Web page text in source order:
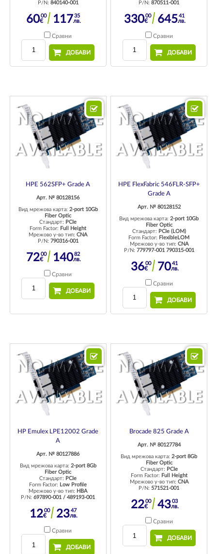
P/N: 840140-001
6000
€ 11735
лв.
Сравни
ДОБАВИ
P/N:870511-001
33000
€ 64541
лв.
Сравни
ДОБАВИ
HPE 562SFP+ Grade A
Арт. № 80128156
Вид мрежова карта: 2-port 10Gb
Fiber Optic
Стандарт: PCIe
Form Factor: Full Height
Мрежово у-во тип:CNA
P/N: 790316-001
7200
€ 14082
лв.
Сравни
ДОБАВИ
HPE FlexFabric 546FLR-SFP+
Grade A
Арт. № 80128152
Вид мрежова карта:2-port 10Gb
Fiber Optic
Стандарт: PCIe (LOM)
Form Factor: FlexibleLOM
Мрежово у-во тип: CNA
P/N: 779797-001 790315-001
3600
€ 7041
лв.
Сравни
ДОБАВИ
HP Emulex LPE12002 Grade
A
Арт. № 80127886
Вид мрежова карта: 2-port 8Gb
Fiber Optic
Стандарт: PCIe
Form Factor: Low Profile
Мрежово у-во тип: HBA
P/N:697890-001 / 489193-001
1200
€ 2347
лв.
Сравни
ДОБАВИ
Brocade 825 Grade A
Арт. № 80127784
Вид мрежова карта:2-port 8Gb
Fiber Optic
Стандарт: PCIe
Form Factor: Full Height
Мрежово у-во тип: CNA
P/N: 571521-001
2200
€ 4303
лв.
Сравни
ДОБАВИ